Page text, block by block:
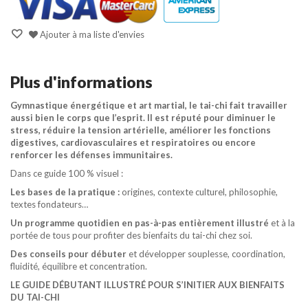
Ajouter à ma liste d'envies
Plus d'informations
Gymnastique énergétique et art martial, le tai-chi fait travailler
aussi bien le corps que l’esprit. Il est réputé pour diminuer le
stress, réduire la tension artérielle, améliorer les fonctions
digestives, cardiovasculaires et respiratoires ou encore
renforcer les défenses immunitaires.
Dans ce guide 100 % visuel :
Les bases de la pratique : origines, contexte culturel, philosophie,
textes fondateurs…
Un programme quotidien en pas-à-pas entièrement illustré et à la
portée de tous pour profiter des bienfaits du tai-chi chez soi.
Des conseils pour débuter et développer souplesse, coordination,
fluidité, équilibre et concentration.
LE GUIDE DÉBUTANT ILLUSTRÉ POUR S’INITIER AUX BIENFAITS
DU TAI-CHI